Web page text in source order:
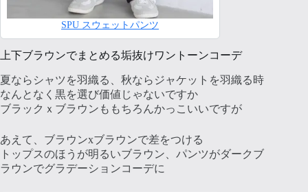
SPU スウェットパンツ
上下ブラウンでまとめる垢抜けワントーンコーデ
夏ならシャツを羽織る、秋ならジャケットを羽織る時
なんとなく黒を選び価値じゃないですか
ブラックｘブラウンももちろんかっこいいですが
あえて、ブラウンxブラウンで差をつける
トップスのほうが明るいブラウン、パンツがダークブ
ラウンでグラデーションコーデに